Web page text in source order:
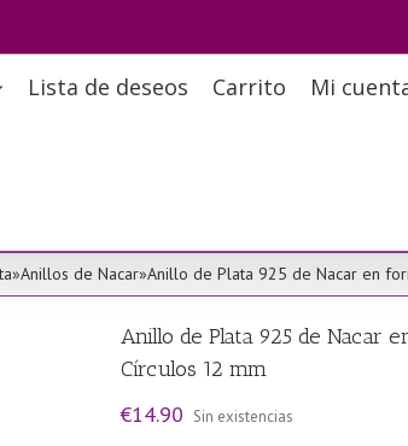
Lista de deseos Carrito Mi
»Anillos de Nacar»Anillo de Plata 925 de Nacar en
Anillo de Plata 925 de Nacar
Círculos 12 mm
€14.90 Sin existencias